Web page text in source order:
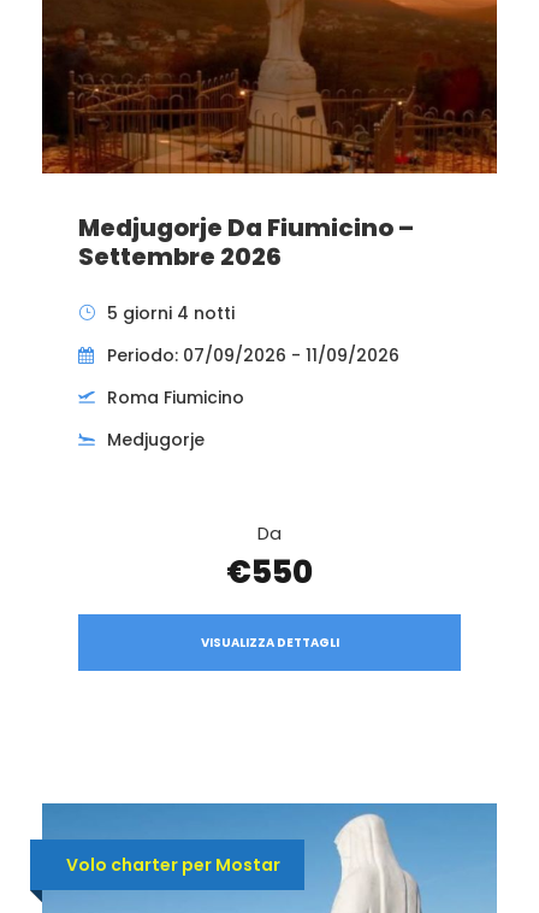
Medjugorje Da Fiumicino –
Settembre 2026
5 giorni 4 notti
Periodo: 07/09/2026 - 11/09/2026
Roma Fiumicino
Medjugorje
Da
€550
VISUALIZZA DETTAGLI
Volo charter per Mostar